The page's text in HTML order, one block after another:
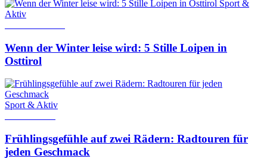
Sport &
Aktiv
Wenn der Winter leise wird: 5 Stille Loipen in
Osttirol
Sport & Aktiv
Frühlingsgefühle auf zwei Rädern: Radtouren für
jeden Geschmack